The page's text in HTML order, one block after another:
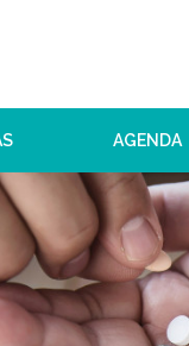
AGENDA